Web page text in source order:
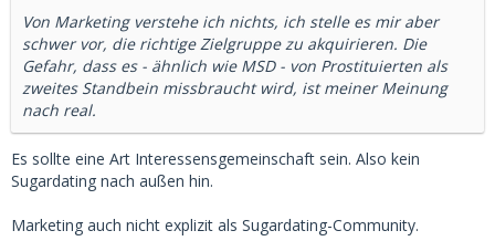
Von Marketing verstehe ich nichts, ich stelle es mir aber
schwer vor, die richtige Zielgruppe zu akquirieren. Die
Gefahr, dass es - ähnlich wie MSD - von Prostituierten als
zweites Standbein missbraucht wird, ist meiner Meinung
nach real.
Es sollte eine Art Interessensgemeinschaft sein. Also kein
Sugardating nach außen hin.
Marketing auch nicht explizit als Sugardating-Community.